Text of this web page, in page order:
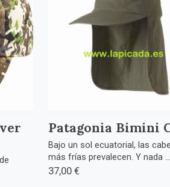
Patagonia Bimini
Bajo un sol ecuatorial, las
más frías prevalecen. Y nada ...
37,00 €